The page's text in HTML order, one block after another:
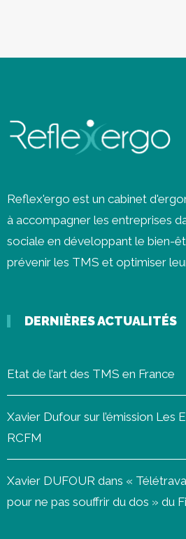
Reflex'ergo est un cabinet
à accompagner les entreprises
sociale en développant le bien-
prévenir les TMS et optimiser
DERNIÈRES ACTUALITÉS
Etat de l’art des TMS en France
Xavier Dufour sur l’émission Les
RCFM
Xavier DUFOUR dans «
pour ne pas souffrir du dos » du